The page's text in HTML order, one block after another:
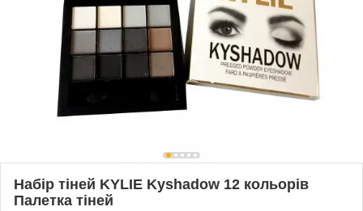
Набір тіней KYLIE Kyshadow 12 кольорів
Палетка тіней